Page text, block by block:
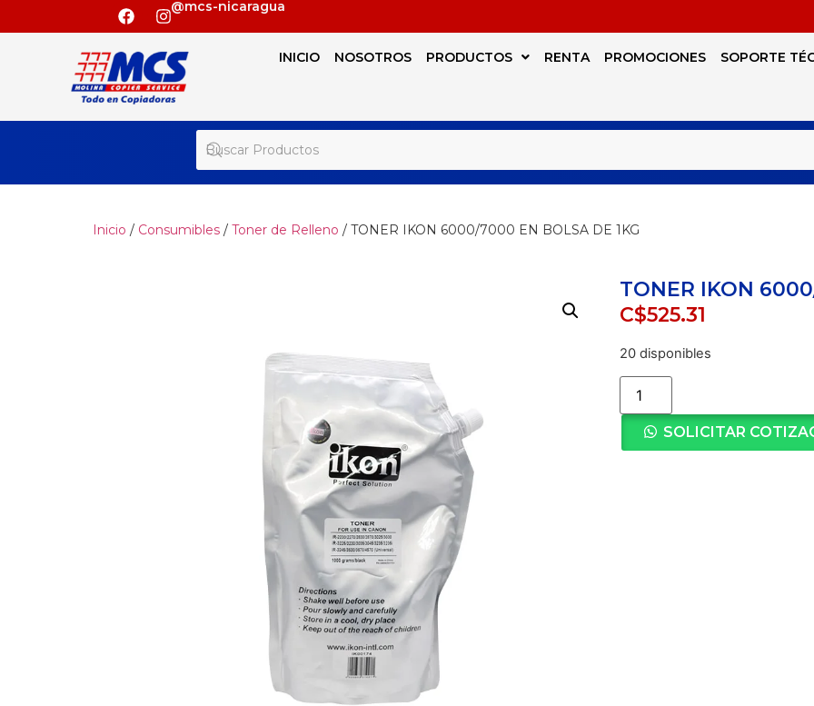
@mcs-nicaragua
INICIO NOSOTROS PRODUCTOS RENTA PROMOCIONES SOPORTE
Inicio / Consumibles / Toner de Relleno / TONER IKON 6000/7000 EN BOLSA DE 1KG
TONER IKON
C$525.31
20 disponibles
SOLICITAR